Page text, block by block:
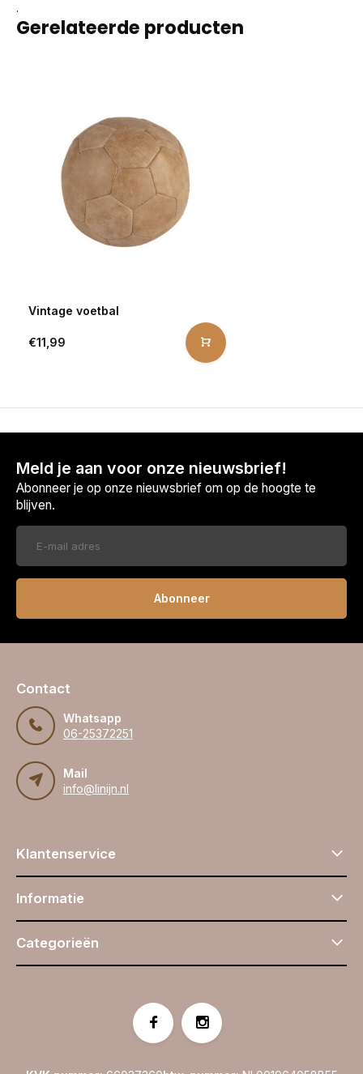
.
Gerelateerde producten
Vintage voetbal
€11,99
Meld je aan voor onze nieuwsbrief!
Abonneer je op onze nieuwsbrief om op de hoogte te
blijven.
Abonneer
Contact
Whatsapp
06-25372251
Mail
info@linijn.nl
Klantenservice
Informatie
Categorieën